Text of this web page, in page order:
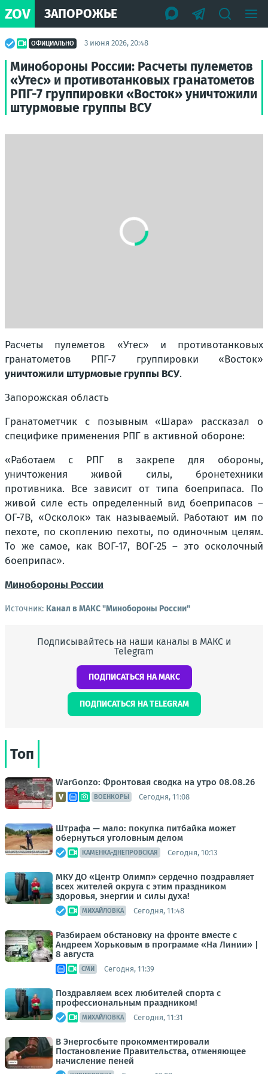
ZOV ЗАПОРОЖЬЕ
ОФИЦИАЛЬНО 3 июня 2026, 20:48
Минобороны России: Расчеты пулеметов
«Утес» и противотанковых гранатометов
РПГ-7 группировки «Восток» уничтожили
штурмовые группы ВСУ
Расчеты пулеметов «Утес» и противотанковых
гранатометов РПГ-7 группировки «Восток»
уничтожили штурмовые группы ВСУ.
Запорожская область
Гранатометчик с позывным «Шара» рассказал о
специфике применения РПГ в активной обороне:
«Работаем с РПГ в закрепе для обороны,
уничтожения живой силы, бронетехники
противника. Все зависит от типа боеприпаса. По
живой силе есть определенный вид боеприпасов –
ОГ-7В, «Осколок» так называемый. Работают им по
пехоте, по скоплению пехоты, по одиночным целям.
То же самое, как ВОГ-17, ВОГ-25 – это осколочный
боеприпас».
Минобороны России
Источник: Канал в МАКС "Минобороны России"
Подписывайтесь на наши каналы в МАКС и
Telegram
ПОДПИСАТЬСЯ НА МАКС
ПОДПИСАТЬСЯ НА TELEGRAM
Топ
WarGonzo: Фронтовая сводка на утро 08.08.26
ВОЕНКОРЫ Сегодня, 11:08
Штрафа — мало: покупка питбайка может
обернуться уголовным делом
КАМЕНКА-ДНЕПРОВСКАЯ Сегодня, 10:13
МКУ ДО «Центр Олимп» сердечно поздравляет
всех жителей округа с этим праздником
здоровья, энергии и силы духа!
МИХАЙЛОВКА Сегодня, 11:48
Разбираем обстановку на фронте вместе с
Андреем Хорьковым в программе «На Линии» |
8 августа
СМИ Сегодня, 11:39
Поздравляем всех любителей спорта с
профессиональным праздником!
МИХАЙЛОВКА Сегодня, 11:31
В Энергосбыте прокомментировали
Постановление Правительства, отменяющее
начисление пеней